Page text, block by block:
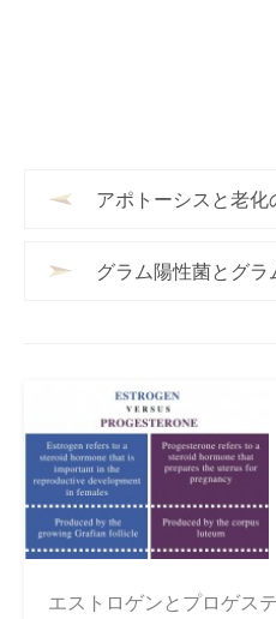
アポトーシスと老化
グラム陽性菌とグ
エストロゲンとプロゲス